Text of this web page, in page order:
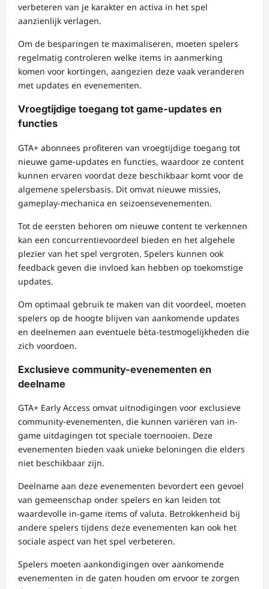
verbeteren van je karakter en activa in het spel
aanzienlijk verlagen.
Om de besparingen te maximaliseren, moeten spelers
regelmatig controleren welke items in aanmerking
komen voor kortingen, aangezien deze vaak veranderen
met updates en evenementen.
Vroegtijdige toegang tot game-updates en
functies
GTA+ abonnees profiteren van vroegtijdige toegang tot
nieuwe game-updates en functies, waardoor ze content
kunnen ervaren voordat deze beschikbaar komt voor de
algemene spelersbasis. Dit omvat nieuwe missies,
gameplay-mechanica en seizoensevenementen.
Tot de eersten behoren om nieuwe content te verkennen
kan een concurrentievoordeel bieden en het algehele
plezier van het spel vergroten. Spelers kunnen ook
feedback geven die invloed kan hebben op toekomstige
updates.
Om optimaal gebruik te maken van dit voordeel, moeten
spelers op de hoogte blijven van aankomende updates
en deelnemen aan eventuele bèta-testmogelijkheden die
zich voordoen.
Exclusieve community-evenementen en
deelname
GTA+ Early Access omvat uitnodigingen voor exclusieve
community-evenementen, die kunnen variëren van in-
game uitdagingen tot speciale toernooien. Deze
evenementen bieden vaak unieke beloningen die elders
niet beschikbaar zijn.
Deelname aan deze evenementen bevordert een gevoel
van gemeenschap onder spelers en kan leiden tot
waardevolle in-game items of valuta. Betrokkenheid bij
andere spelers tijdens deze evenementen kan ook het
sociale aspect van het spel verbeteren.
Spelers moeten aankondigingen over aankomende
evenementen in de gaten houden om ervoor te zorgen